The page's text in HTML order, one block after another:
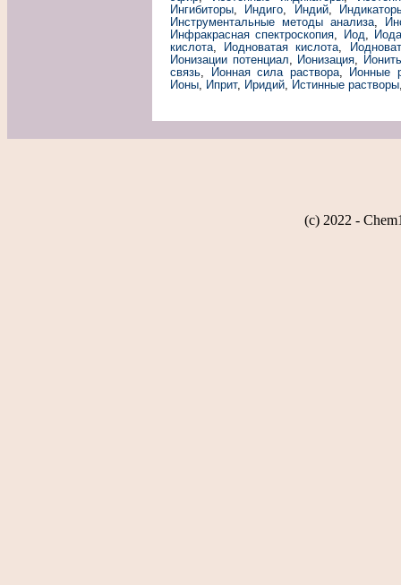
Ингибиторы
Индиго Индий,
Инструментальные методы анализа
Инфракрасная спектроскопия
Иод
кислота
Иодноватая кислота
Ионизации потенциал
Ионизация
связь
Ионная сила раствора,
Ионные
Ионы
Иприт, Иридий Истинные растворы
(c) 2022 -